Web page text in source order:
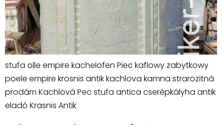
stufa olle empire kachelofen Piec kaflowy zabytkowy
poele empire krosnis antik kachlova kamna strarozitná
prodám Kachlová Pec stufa antica cserépkályha antik
eladó Krasnis Antik